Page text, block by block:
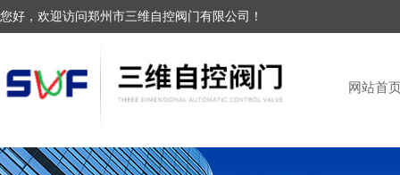
您好，欢迎访问郑州市三维自控阀门有限公司！
网站首